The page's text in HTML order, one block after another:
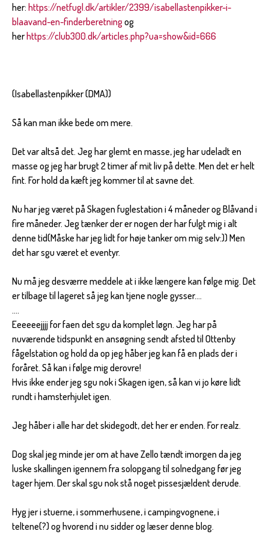
her: https://netfugl.dk/artikler/2399/isabellastenpikker-i-
blaavand-en-finderberetningog
her https://club300.dk/articles.php?ua=show&id=666
(Isabellastenpikker (DMA))
Så kan man ikke bede om mere.
Det var altså det. Jeg har glemt en masse, jeg har udeladt en
masse og jeg har brugt 2 timer af mit liv på dette. Men det er helt
fint. For hold da kæft jeg kommer til at savne det.
Nu har jeg været på Skagen fuglestation i 4 måneder og Blåvand i
fire måneder. Jeg tænker der er nogen der har fulgt mig i alt
denne tid(Måske har jeg lidt for høje tanker om mig selv:)) Men
det har sgu været et eventyr.
Nu må jeg desværre meddele at i ikke længere kan følge mig. Det
er tilbage til lageret så jeg kan tjene nogle gysser....
....
Eeeeeejjjj for faen det sgu da komplet løgn. Jeg har på
nuværende tidspunkt en ansøgning sendt afsted til Ottenby
fågelstation og hold da op jeg håber jeg kan få en plads der i
foråret. Så kan i følge mig derovre!
Hvis ikke ender jeg sgu nok i Skagen igen, så kan vi jo køre lidt
rundt i hamsterhjulet igen.
Jeg håber i alle har det skidegodt, det her er enden. For realz.
Dog skal jeg minde jer om at have Zello tændt imorgen da jeg
luske skallingen igennem fra solopgang til solnedgang før jeg
tager hjem. Der skal sgu nok stå noget pissesjældent derude.
Hyg jer i stuerne, i sommerhusene, i campingvognene, i
teltene(?) og hvorend i nu sidder og læser denne blog.